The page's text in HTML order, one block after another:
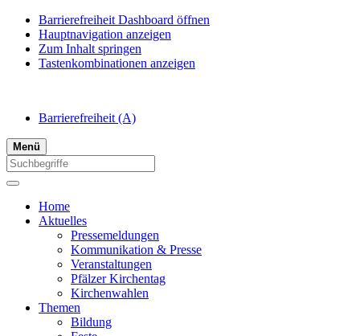
Barrierefreiheit Dashboard öffnen
Hauptnavigation anzeigen
Zum Inhalt springen
Tastenkombinationen anzeigen
Barrierefreiheit (A)
Menü
Home
Aktuelles
Pressemeldungen
Kommunikation & Presse
Veranstaltungen
Pfälzer Kirchentag
Kirchenwahlen
Themen
Bildung